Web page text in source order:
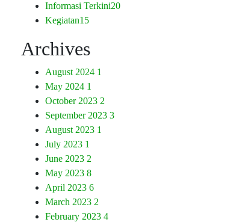
Informasi Terkini20
Kegiatan15
Archives
August 2024 1
May 2024 1
October 2023 2
September 2023 3
August 2023 1
July 2023 1
June 2023 2
May 2023 8
April 2023 6
March 2023 2
February 2023 4